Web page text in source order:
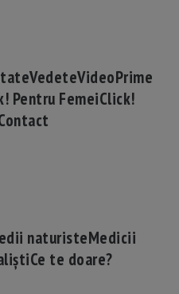
VedeteVideoPrime
Pentru FemeiClick!
naturisteMedicii
Ce te doare?